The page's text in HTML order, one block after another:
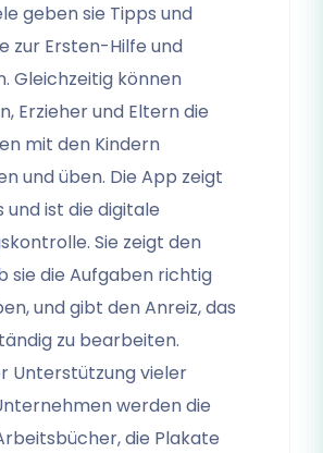
geben sie Tipps und
zur Ersten-Hilfe und
Gleichzeitig können
Erzieher und Eltern die
mit den Kindern
und üben. Die App zeigt
und ist die digitale
Sie zeigt den
sie die Aufgaben richtig
und gibt den Anreiz, das
zu bearbeiten.
Unterstützung vieler
werden die
die Plakate